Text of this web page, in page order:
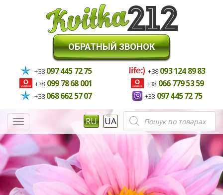
ОБРАТНЫЙ ЗВОНОК
+38 097 445 72 75 +38 093 124 89 83
+38 099 78 68 001 +38 066 779 53 59
+38 068 662 57 07 +38 097 445 72 75
Меню RU UA Поиск
товаров